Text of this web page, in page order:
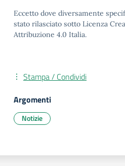
Eccetto dove diversamente
stato rilasciato sotto Licenza
Attribuzione 4.0 Italia.
Stampa / Condividi
Argomenti
Notizie